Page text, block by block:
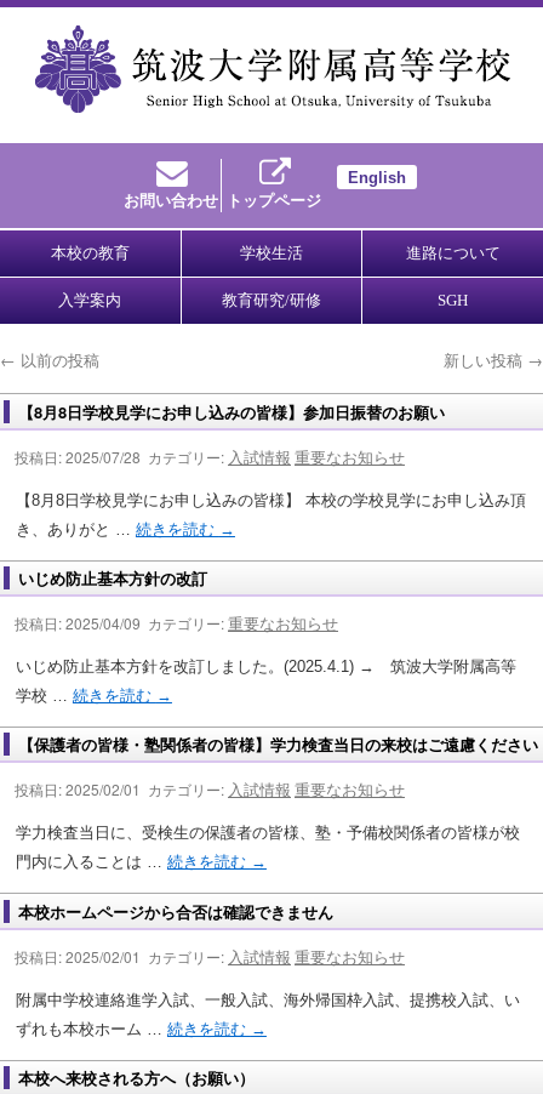
お問い合わせ トップページ
English
本校の教育 学校生活 進路について
入学案内 教育研究/研修 SGH
← 以前の投稿 新しい投稿 →
【8月8日学校見学にお申し込みの皆様】参加日振替のお願い
投稿日: 2025/07/28 カテゴリー: 入試情報 重要なお知らせ
【8月8日学校見学にお申し込みの皆様】 本校の学校見学にお申し込み頂
き、ありがと … 続きを読む →
いじめ防止基本方針の改訂
投稿日: 2025/04/09 カテゴリー:重要なお知らせ
いじめ防止基本方針を改訂しました。(2025.4.1) → 筑波大学附属高等
学校 … 続きを読む →
【保護者の皆様・塾関係者の皆様】学力検査当日の来校はご遠慮ください
投稿日: 2025/02/01 カテゴリー: 入試情報 重要なお知らせ
学力検査当日に、受検生の保護者の皆様、塾・予備校関係者の皆様が校
門内に入ることは … 続きを読む →
本校ホームページから合否は確認できません
投稿日: 2025/02/01 カテゴリー: 入試情報 重要なお知らせ
附属中学校連絡進学入試、一般入試、海外帰国枠入試、提携校入試、い
ずれも本校ホーム … 続きを読む →
本校へ来校される方へ（お願い）